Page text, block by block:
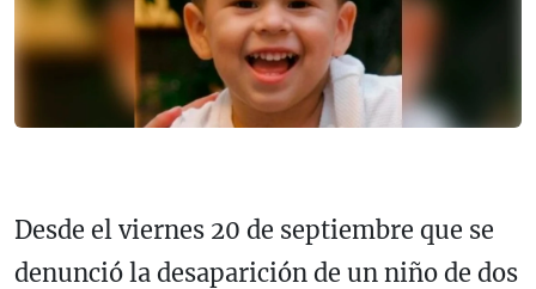
Desde el viernes 20 de septiembre que se
denunció la desaparición de un niño de dos